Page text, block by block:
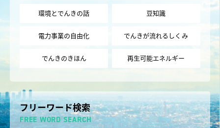
環境とでんきの話 豆知識
電力事業の自由化 でんきが流れるしくみ
でんきのきほん 再生可能エネルギー
フリーワード検索
FREE WORD SEARCH